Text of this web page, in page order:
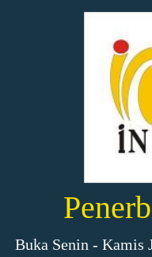
Buka Senin - Kamis